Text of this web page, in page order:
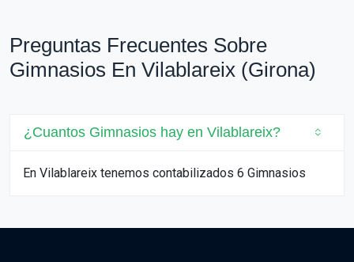
Preguntas Frecuentes Sobre
Gimnasios En Vilablareix (Girona)
¿Cuantos Gimnasios hay en Vilablareix?
En Vilablareix tenemos contabilizados 6 Gimnasios